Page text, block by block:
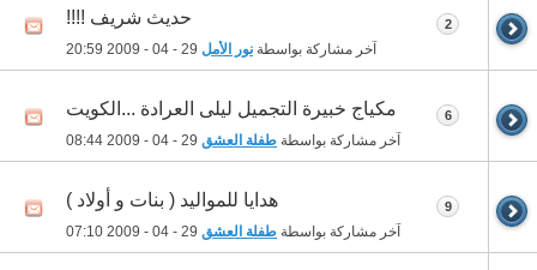
حديث شريف !!!!
آخر مشاركة بواسطة نور الأمل 20:59
2
مكياج خبيرة التجميل ليلى العرادة ...الكويت
آخر مشاركة بواسطة طفلة العشق 08:44
6
هدايا للمواليد ( بنات و أولاد )
آخر مشاركة بواسطة طفلة العشق 07:10
9